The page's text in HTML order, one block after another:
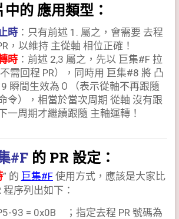
的 應用類型：
時：只有前述 1. 屬之，會需要 去程
，以維持 主從軸 相位正確！
時：前述 2,3 屬之，先以 巨集#F 拉
需回程 PR），同時用 巨集#8 將 凸
瞬間生效為０（表示從軸不再跟隨
令），相當於當次周期 從軸 沒有跟
一周期才繼續跟隨 主軸運轉！
#F的 PR 設定：
” 的 巨集#F使用方式，應該是大家比
序列出如下：
93 = 0x0B ；指定去程 PR 號碼為